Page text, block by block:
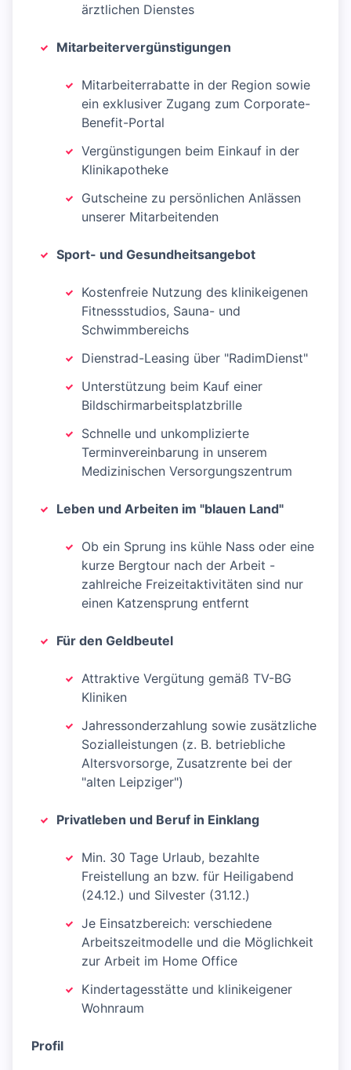
ärztlichen Dienstes
Mitarbeitervergünstigungen
Mitarbeiterrabatte in der Region sowie
ein exklusiver Zugang zum Corporate-
Benefit-Portal
Vergünstigungen beim Einkauf in der
Klinikapotheke
Gutscheine zu persönlichen Anlässen
unserer Mitarbeitenden
Sport- und Gesundheitsangebot
Kostenfreie Nutzung des klinikeigenen
Fitnessstudios, Sauna- und
Schwimmbereichs
Dienstrad-Leasing über "RadimDienst"
Unterstützung beim Kauf einer
Bildschirmarbeitsplatzbrille
Schnelle und unkomplizierte
Terminvereinbarung in unserem
Medizinischen Versorgungszentrum
Leben und Arbeiten im "blauen Land"
Ob ein Sprung ins kühle Nass oder eine
kurze Bergtour nach der Arbeit -
zahlreiche Freizeitaktivitäten sind nur
einen Katzensprung entfernt
Für den Geldbeutel
Attraktive Vergütung gemäß TV-BG
Kliniken
Jahressonderzahlung sowie zusätzliche
Sozialleistungen (z. B. betriebliche
Altersvorsorge, Zusatzrente bei der
"alten Leipziger")
Privatleben und Beruf in Einklang
Min. 30 Tage Urlaub, bezahlte
Freistellung an bzw. für Heiligabend
(24.12.) und Silvester (31.12.)
Je Einsatzbereich: verschiedene
Arbeitszeitmodelle und die Möglichkeit
zur Arbeit im Home Office
Kindertagesstätte und klinikeigener
Wohnraum
Profil